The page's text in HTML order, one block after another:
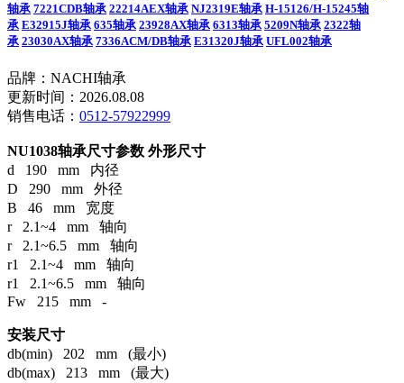
轴承 7221CDB轴承 22214AEX轴承 NJ2319E轴承 H-15126/H-15245轴
承 E32915J轴承 635轴承 23928AX轴承 6313轴承 5209N轴承 2322轴
承 23030AX轴承 7336ACM/DB轴承 E31320J轴承 UFL002轴承
品牌：NACHI轴承
更新时间：2026.08.08
销售电话： 0512-57922999
NU1038轴承尺寸参数 外形尺寸
d 190 mm 内径
D 290 mm 外径
B 46 mm 宽度
r 2.1~4 mm 轴向
r 2.1~6.5 mm 轴向
r1 2.1~4 mm 轴向
r1 2.1~6.5 mm 轴向
Fw 215 mm -
安装尺寸
db(min) 202 mm (最小)
db(max) 213 mm (最大)